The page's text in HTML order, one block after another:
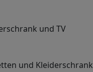
und TV
und Kleiderschrank